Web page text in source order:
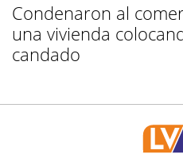
Condenaron al
una vivienda
candado